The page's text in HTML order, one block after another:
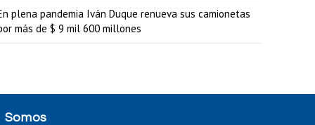
i
i
r
plena pandemia Iván Duque renueva sus camionetas
más de $ 9 mil 600 millones
Somos